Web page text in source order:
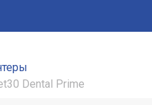
Dental Prime